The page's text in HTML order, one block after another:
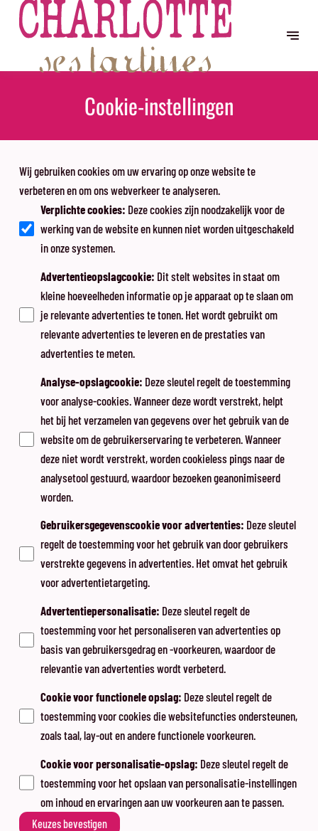
Cookie-instellingen
Wij gebruiken cookies om uw ervaring op onze website te
verbeteren en om ons webverkeer te analyseren.
Verplichte cookies: Deze cookies zijn noodzakelijk voor de
werking van de website en kunnen niet worden uitgeschakeld
in onze systemen.
Advertentieopslagcookie: Dit stelt websites in staat om
kleine hoeveelheden informatie op je apparaat op te slaan om
je relevante advertenties te tonen. Het wordt gebruikt om
relevante advertenties te leveren en de prestaties van
advertenties te meten.
Analyse-opslagcookie: Deze sleutel regelt de toestemming
voor analyse-cookies. Wanneer deze wordt verstrekt, helpt
het bij het verzamelen van gegevens over het gebruik van de
website om de gebruikerservaring te verbeteren. Wanneer
deze niet wordt verstrekt, worden cookieless pings naar de
analysetool gestuurd, waardoor bezoeken geanonimiseerd
worden.
Gebruikersgegevenscookie voor advertenties: Deze sleutel
regelt de toestemming voor het gebruik van door gebruikers
verstrekte gegevens in advertenties. Het omvat het gebruik
voor advertentietargeting.
Advertentiepersonalisatie: Deze sleutel regelt de
toestemming voor het personaliseren van advertenties op
basis van gebruikersgedrag en -voorkeuren, waardoor de
relevantie van advertenties wordt verbeterd.
Cookie voor functionele opslag: Deze sleutel regelt de
toestemming voor cookies die websitefuncties ondersteunen,
zoals taal, lay-out en andere functionele voorkeuren.
Cookie voor personalisatie-opslag: Deze sleutel regelt de
toestemming voor het opslaan van personalisatie-instellingen
om inhoud en ervaringen aan uw voorkeuren aan te passen.
Keuzes bevestigen